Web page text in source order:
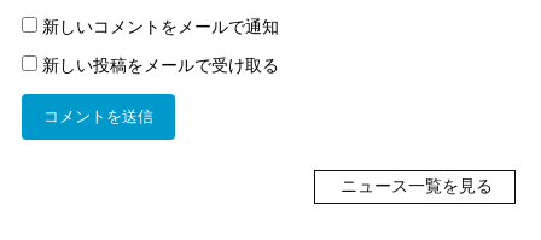
新しいコメントをメールで通知
新しい投稿をメールで受け取る
ニュース一覧を見る